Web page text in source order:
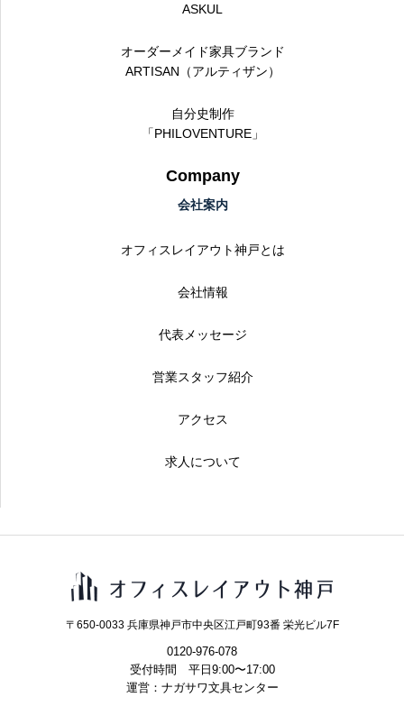
ASKUL
オーダーメイド家具ブランド
ARTISAN（アルティザン）
自分史制作
「PHILOVENTURE」
Company
会社案内
オフィスレイアウト神戸とは
会社情報
代表メッセージ
営業スタッフ紹介
アクセス
求人について
〒650-0033 兵庫県神戸市中央区江戸町93番 栄光ビル7F
0120-976-078
受付時間 平日9:00〜17:00
運営：ナガサワ文具センター